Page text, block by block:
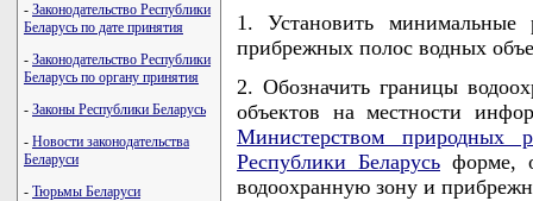
- Законодательство Республики
Беларусь по дате принятия
- Законодательство Республики
Беларусь по органу принятия
- Законы Республики Беларусь
- Новости законодательства
Беларуси
- Тюрьмы Беларуси
1. Установить
прибрежных полос водных
2. Обозначить границы
объектов на местности
Министерством природных
Республики Беларусь форме,
водоохранную зону и